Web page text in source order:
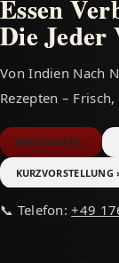
Essen
Die Jeder
Von Indien Nach
Rezepten –
SPEISEKARTE ›
KURZVORSTELLUNG ›
📞 Telefon:+49